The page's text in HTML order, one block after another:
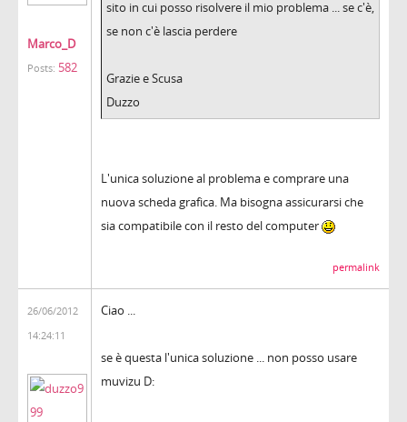
Marco_D
Posts: 582
sito in cui posso risolvere il mio problema ... se c'è,
se non c'è lascia perdere
Grazie e Scusa
Duzzo
L'unica soluzione al problema e comprare una
nuova scheda grafica. Ma bisogna assicurarsi che
sia compatibile con il resto del computer
permalink
26/06/2012
14:24:11
Ciao ...
se è questa l'unica soluzione ... non posso usare
muvizu D: